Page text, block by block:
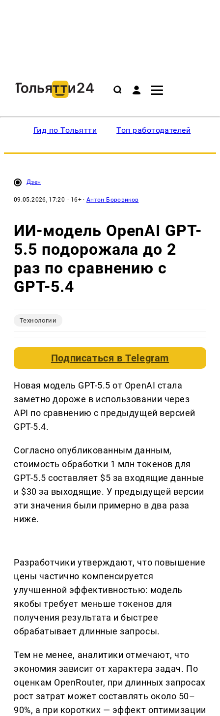
Гид по Тольятти Топ работодателей
Дзен
09.05.2026, 17:20 · 16+ ·Антон Боровиков
ИИ-модель OpenAI GPT-
5.5 подорожала до 2
раз по сравнению с
GPT-5.4
Технологии
Подписаться вTelegram
Новая модель GPT-5.5 от OpenAI стала
заметно дороже в использовании через
API по сравнению с предыдущей версией
GPT-5.4.
Согласно опубликованным данным,
стоимость обработки 1 млн токенов для
GPT-5.5 составляет $5 за входящие данные
и $30 за выходящие. У предыдущей версии
эти значения были примерно в два раза
ниже.
Разработчики утверждают, что повышение
цены частично компенсируется
улучшенной эффективностью: модель
якобы требует меньше токенов для
получения результата и быстрее
обрабатывает длинные запросы.
Тем не менее, аналитики отмечают, что
экономия зависит от характера задач. По
оценкам OpenRouter, при длинных запросах
рост затрат может составлять около 50–
90%, а при коротких — эффект оптимизации